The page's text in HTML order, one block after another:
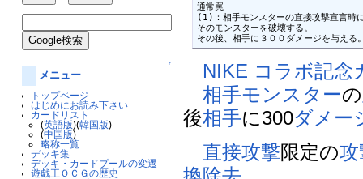
↑
メニュー
トップページ
はじめにお読み下さい
カードリスト
(英語版)(韓国版)
(中国版)
略称一覧
デッキ集
デッキ・カードプールの変遷
遊戯王ＯＣＧの歴史
通常罠
(1)：相手モンスターの直接攻撃宣言時
そのモンスターを破壊する。
その後、相手に３００ダメージを与える
NIKE コラボ記念
相手モンスターの
後相手に300ダメー
直接攻撃限定の